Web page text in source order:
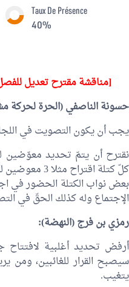
Taux De Présence
40%
[مناقشةمقترح تعديلللفصل 82 مقدم
حسونة الناصفي (الحرة لحركة
يجب أن يكون التصويت في
نقترح أن يتمّ تحديد معوّضين
كلّ كتلة
بعض نواب الكتلة الحضور في
الإجتماع وله كذلك الحقّ في
رمزي بن فرج(النهضة):
أرفض تحديد أغلبية لافتتاح
سيصبح القرار للغائبين، ومن
يتغيب.